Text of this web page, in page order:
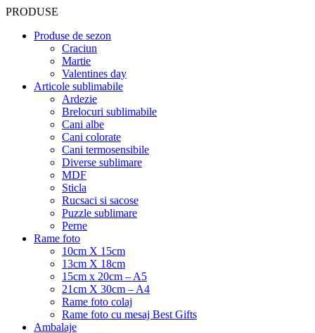
PRODUSE
Produse de sezon
Craciun
Martie
Valentines day
Articole sublimabile
Ardezie
Brelocuri sublimabile
Cani albe
Cani colorate
Cani termosensibile
Diverse sublimare
MDF
Sticla
Rucsaci si sacose
Puzzle sublimare
Perne
Rame foto
10cm X 15cm
13cm X 18cm
15cm x 20cm – A5
21cm X 30cm – A4
Rame foto colaj
Rame foto cu mesaj Best Gifts
Ambalaje